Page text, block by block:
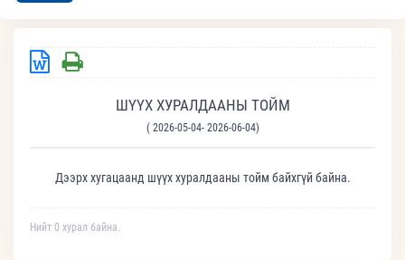
ШҮҮХ ХУРАЛДААНЫ ТОЙМ
( 2026-05-04- 2026-06-04)
Дээрх хугацаанд шүүх хуралдааны тойм байхгүй байна.
Нийт 0 хурал байна.